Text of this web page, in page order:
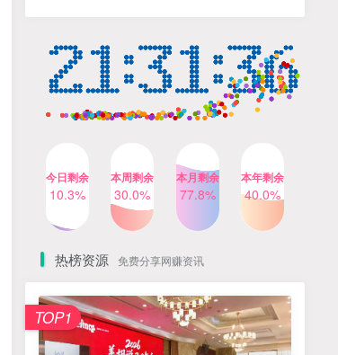
小红书笔记带货课，流量电
商新机会，抓住小红书的流
量红利(更新26年2月)
5个月前 419人已阅读
TOP4
公众号流量主之星座盘点赛
AI商业编程智能体开发课：
掌握LangChain+LangGraph
构建多智能体协同架构的核
4个月前 417人已阅读
TOP6
1 ? 零加盟费｜红颜搭全国城市代理商招募正式启动！
今日剩余
10.3%
本周剩余
30.0%
本月剩余
77.8%
本年剩余
40.0%
热榜资源 免费分享网赚资讯
TOP1